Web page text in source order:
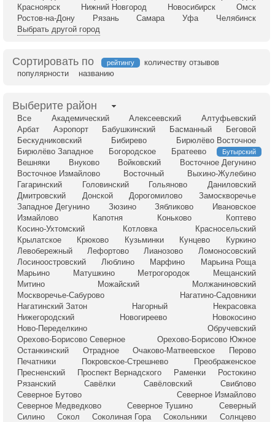
Красноярск
Нижний Новгород Новосибирск
Омск
Ростов-на-Дону
Рязань Самара Уфа
Челябинск
Выбрать другой город
Сортировать по рейтингу
количеству отзывов
популярности
названию
Выберите район
Все Академический Алексеевский
Алтуфьевский
Арбат
Аэропорт Бабушкинский Басманный
Беговой
Бескудниковский
Бибирево
Бирюлёво Восточное
Бирюлёво Западное
Богородское Братеево Бутырский
Вешняки Внуково Войковский
Восточное Дегунино
Восточное Измайлово
Восточный
Выхино-Жулебино
Гагаринский
Головинский Гольяново
Даниловский
Дмитровский
Донской Дорогомилово
Замоскворечье
Западное Дегунино
Зюзино Зябликово
Ивановское
Измайлово
Капотня Коньково
Коптево
Косино-Ухтомский
Котловка
Красносельский
Крылатское
Крюково Кузьминки Кунцево
Куркино
Левобережный
Лефортово Лианозово
Ломоносовский
Лосиноостровский
Люблино Марфино
Марьина Роща
Марьино
Матушкино Метрогородок
Мещанский
Митино
Можайский
Молжаниновский
Москворечье-Сабурово
Нагатино-Садовники
Нагатинский Затон
Нагорный
Некрасовка
Нижегородский
Новогиреево
Новокосино
Ново-Переделкино
Обручевский
Орехово-Борисово Северное
Орехово-Борисово Южное
Останкинский
Отрадное Очаково-Матвеевское
Перово
Печатники
Покровское-Стрешнево
Преображенское
Пресненский
Проспект Вернадского Раменки
Ростокино
Рязанский
Савёлки Савёловский
Свиблово
Северное Бутово
Северное Измайлово
Северное Медведково
Северное Тушино
Северный
Силино
Сокол Соколиная Гора Сокольники
Солнцево